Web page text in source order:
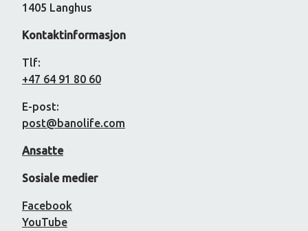
1405 Langhus
Kontaktinformasjon
Tlf:
+47 64 91 80 60
E-post:
post@banolife.com
Ansatte
Sosiale medier
Facebook
YouTube